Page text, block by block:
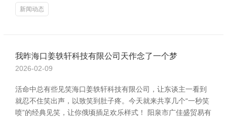
新闻动态
我昨海口姜轶轩科技有限公司天作念了一个梦
2026-02-09
活命中总有些见笑海口姜轶轩科技有限公司，让东谈主一看到
就忍不住笑出声，以致笑到肚子疼。今天就来共享几个“一秒笑
喷”的经典见笑，让你俄顷插足欢乐样式！ 阳泉市广佳盛贸易有